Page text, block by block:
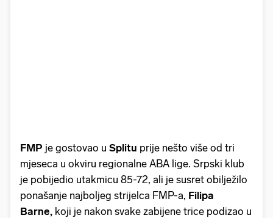
FMP je gostovao u Splitu prije nešto više od tri
mjeseca u okviru regionalne ABA lige. Srpski klub
je pobijedio utakmicu 85-72, ali je susret obilježilo
ponašanje najboljeg strijelca FMP-a, Filipa
Barne, koji je nakon svake zabijene trice podizao u